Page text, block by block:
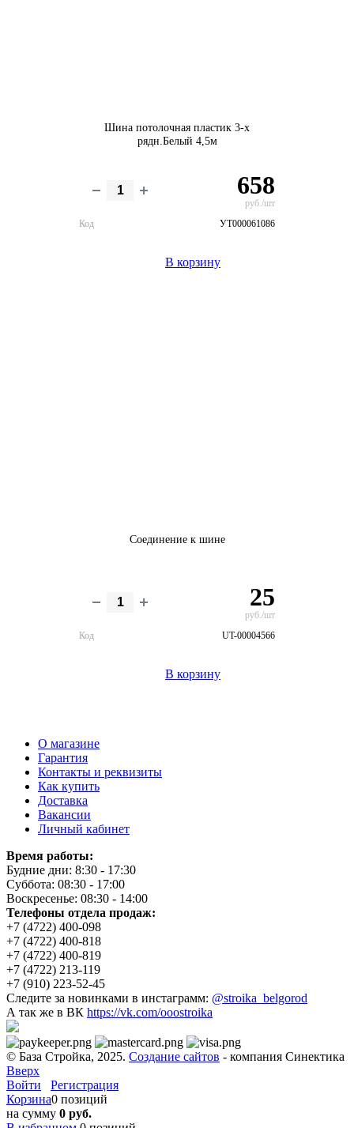
Шина потолочная пластик 3-х
рядн.Белый 4,5м
658
руб./шт
Код
УТ000061086
В корзину
Соединение к шине
25
руб./шт
Код
UT-00004566
В корзину
О магазине
Гарантия
Контакты и реквизиты
Как купить
Доставка
Вакансии
Личный кабинет
Время работы:
Будние дни: 8:30 - 17:30
Суббота: 08:30 - 17:00
Воскресенье: 08:30 - 14:00
Телефоны отдела продаж:
+7 (4722) 400-098
+7 (4722) 400-818
+7 (4722) 400-819
+7 (4722) 213-119
+7 (910) 223-52-45
Следите за новинками в инстаграмм: @stroika_belgorod
А так же в ВК https://vk.com/ooostroika
© База Стройка, 2025. Создание сайтов - компания Синектика
Вверх
Войти
Регистрация
Корзина0 позиций
на сумму 0 руб.